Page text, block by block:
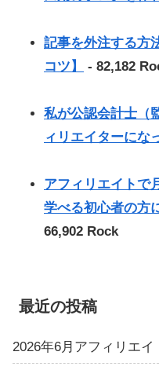
記事を外注する方
コツ】
- 82,182
私が公認会計士（
ィリエイターにな
アフィリエイトで
学べる初心者の方
66,902 Rock
最近の投稿
2026年6月アフィリエ